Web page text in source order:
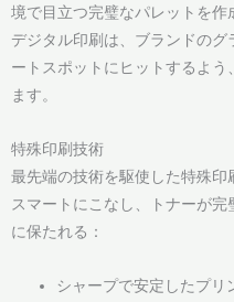
境で目立つ完璧なパレットを
デジタル印刷は、ブランドの
ートスポットにヒットするよ
ます。
特殊印刷技術
最先端の技術を駆使した特殊
スマートにこなし、トナーが
に保たれる：
シャープで安定したプ